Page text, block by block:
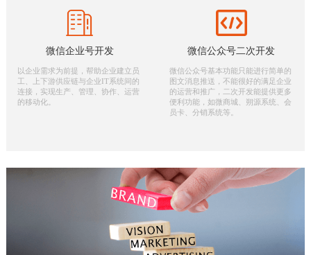
微信企业号开发
以企业需求为前提，帮助企业建立员
工、上下游供应链与企业IT系统间的
连接，实现生产、管理、协作、运营
的移动化。
微信公众号二次开发
微信公众号基本功能只能进行简单的
图文消息推送，不能很好的满足企业
的运营和推广，二次开发能提供更多
便利功能，如微商城、朔源系统、会
员卡、分销系统等。